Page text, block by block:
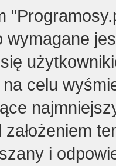
wymagane
celu
założeniem
i